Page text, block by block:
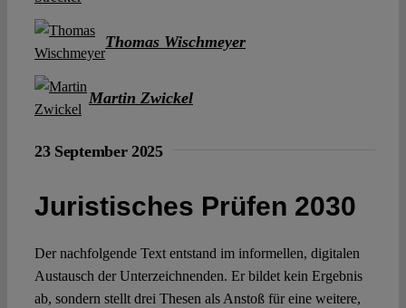
Thomas Wischmeyer
Martin Zwickel
23 September 2025
Juristisches Prüfen 2030
Der nachfolgende Text entstand im informellen, digitalen
Austausch der Unterzeichnenden. Er bildet kein Ergebnis
ab, sondern stellt drei Thesen als Anstoß für eine weitere,